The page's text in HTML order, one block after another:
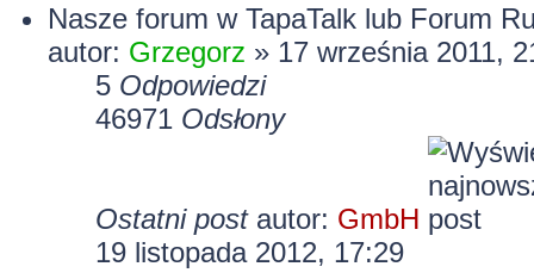
Nasze forum w TapaTalk lub Forum
autor: Grzegorz » 17 września 2011,
5 Odpowiedzi
46971 Odsłony
Ostatni post autor: GmbH
19 listopada 2012, 17:29